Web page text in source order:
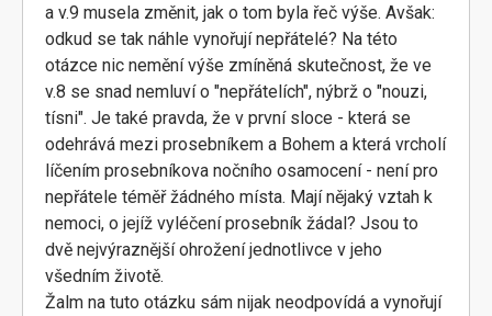
a v.9 musela změnit, jak o tom byla řeč výše. Avšak:
odkud se tak náhle vynořují nepřátelé? Na této
otázce nic nemění výše zmíněná skutečnost, že ve
v.8 se snad nemluví o "nepřátelích", nýbrž o "nouzi,
tísni". Je také pravda, že v první sloce - která se
odehrává mezi prosebníkem a Bohem a která vrcholí
líčením prosebníkova nočního osamocení - není pro
nepřátele téměř žádného místa. Mají nějaký vztah k
nemoci, o jejíž vyléčení prosebník žádal? Jsou to
dvě nejvýraznější ohrožení jednotlivce v jeho
všedním životě.
Žalm na tuto otázku sám nijak neodpovídá a vynořují